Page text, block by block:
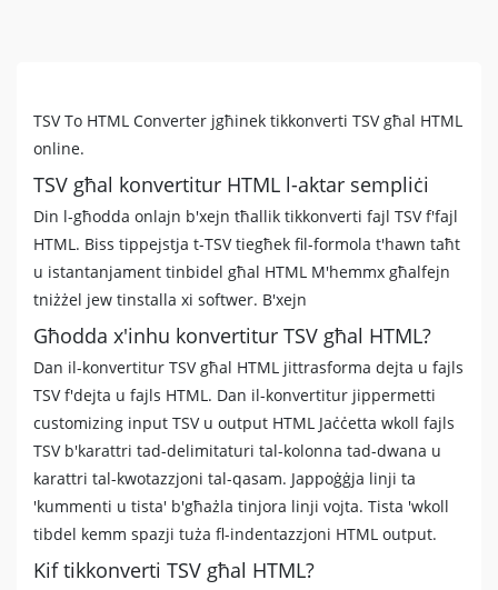
TSV To HTML Converter jgħinek tikkonverti TSV għal HTML
online.
TSV għal konvertitur HTML l-aktar sempliċi
Din l-għodda onlajn b'xejn tħallik tikkonverti fajl TSV f'fajl
HTML. Biss tippejstja t-TSV tiegħek fil-formola t'hawn taħt
u istantanjament tinbidel għal HTML M'hemmx għalfejn
tniżżel jew tinstalla xi softwer. B'xejn
Għodda x'inhu konvertitur TSV għal HTML?
Dan il-konvertitur TSV għal HTML jittrasforma dejta u fajls
TSV f'dejta u fajls HTML. Dan il-konvertitur jippermetti
customizing input TSV u output HTML Jaċċetta wkoll fajls
TSV b'karattri tad-delimitaturi tal-kolonna tad-dwana u
karattri tal-kwotazzjoni tal-qasam. Jappoġġja linji ta
'kummenti u tista' b'għażla tinjora linji vojta. Tista 'wkoll
tibdel kemm spazji tuża fl-indentazzjoni HTML output.
Kif tikkonverti TSV għal HTML?